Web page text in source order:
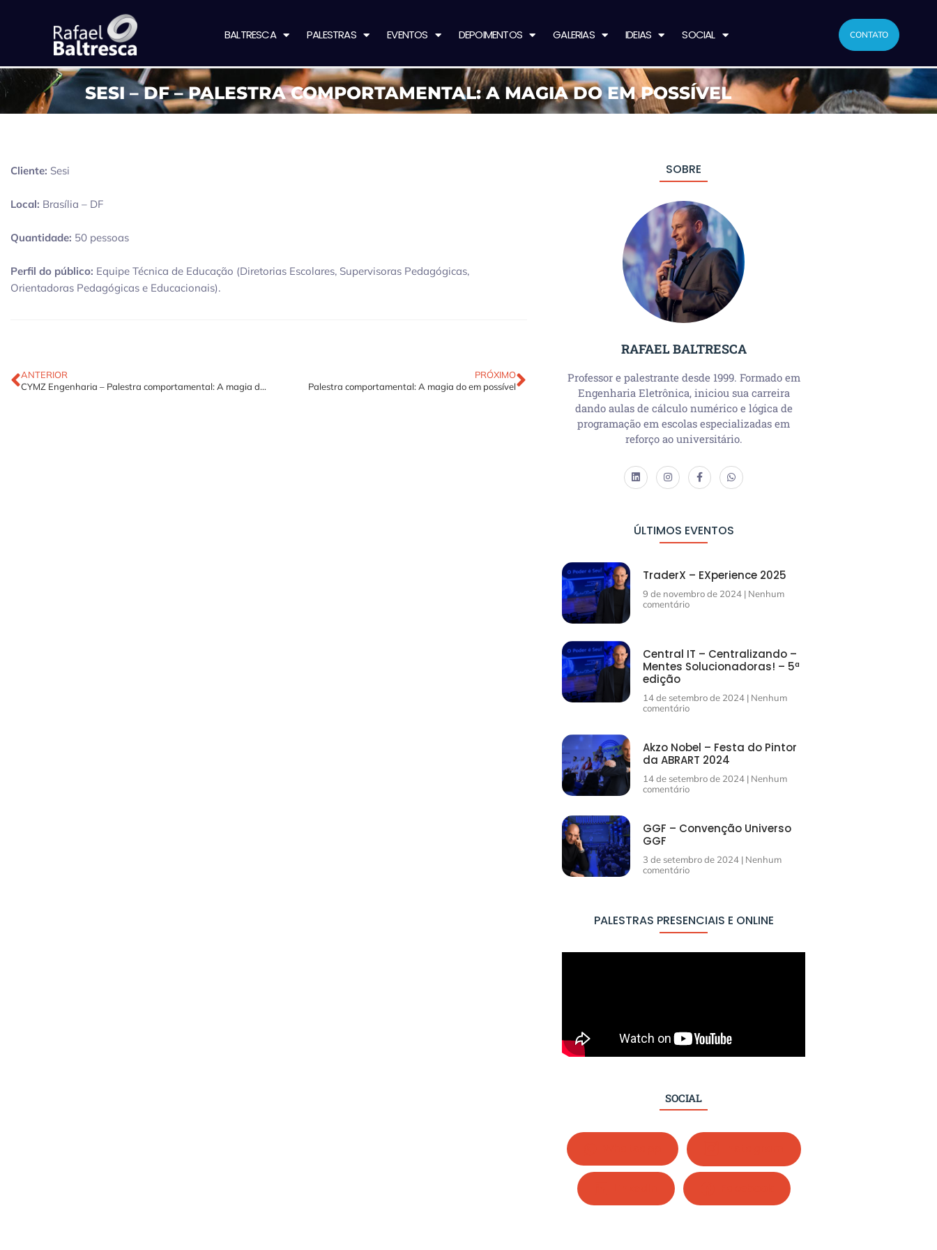
BALTRESCA PALESTRAS EVENTOS DEPOIMENTOS GALERIAS IDEIAS SOCIAL CONTATO
SESI – DF – PALESTRA COMPORTAMENTAL: A MAGIA DO EM POSSÍVEL
Cliente: Sesi
Local: Brasília – DF
Quantidade: 50 pessoas
Perfil do público: Equipe Técnica de Educação (Diretorias Escolares, Supervisoras Pedagógicas,
Orientadoras Pedagógicas e Educacionais).
ANTERIOR
CYMZ Engenharia – Palestra comportamental: A magia do em possível
PRÓXIMO
Palestra comportamental: A magia do em possível
SOBRE
RAFAEL BALTRESCA
Professor e palestrante desde 1999. Formado em
Engenharia Eletrônica, iniciou sua carreira
dando aulas de cálculo numérico e lógica de
programação em escolas especializadas em
reforço ao universitário.
ÚLTIMOS EVENTOS
TraderX – EXperience 2025
9 de novembro de 2024 Nenhum
comentário
Central IT – Centralizando –
Mentes Solucionadoras! – 5ª
edição
14 de setembro de 2024 Nenhum
comentário
Akzo Nobel – Festa do Pintor
da ABRART 2024
14 de setembro de 2024 Nenhum
comentário
GGF – Convenção Universo
GGF
3 de setembro de 2024 Nenhum
comentário
PALESTRAS PRESENCIAIS E ONLINE
SOCIAL